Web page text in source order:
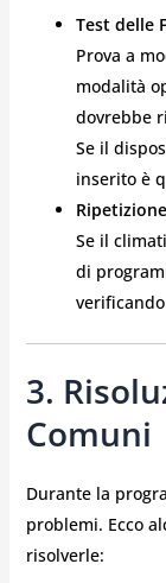
Test delle
Prova a
modalità
dovrebbe
Se il
inserito è
Se il
di
3.
Comuni
Durante la
problemi. Ecco
risolverle: